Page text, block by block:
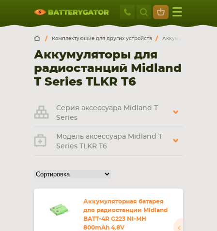
Москва
+7 495 414
Москва
г. Москва, ул. Ткацкая, 5с3 (м. Семеновская)
5 мин. ходьбы от ст.м. “Семеновская”
+7 495 414 28 59
9:00-21:00
смартфона, планшета
Комплектующие для других устройств Аккумуляторы для
Аккумуляторы для
радиостанций Midland
T Series TLKR T6
Серия аксессуара Midland T
Series
Модель аксессуара Midland T
Series TLKR T6
Аккумуляторная батарея
для радиостанции Midland
BATT-4R G223 Ni-MH
800mAh 4.8V